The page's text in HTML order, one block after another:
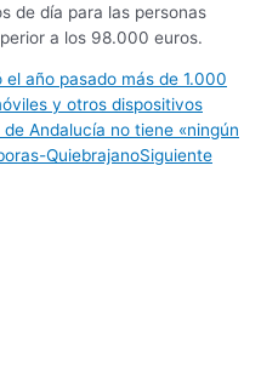
de día para las personas
a los 98.000 euros.
año pasado más de 1.000
y otros dispositivos
Andalucía no tiene «ningún
QuiebrajanoSiguiente